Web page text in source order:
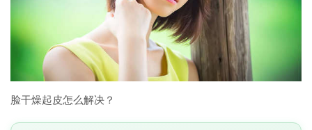
脸干燥起皮怎么解决？